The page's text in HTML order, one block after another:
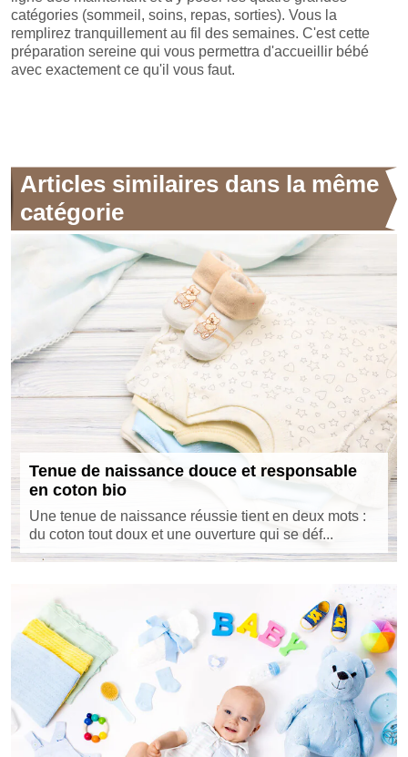
catégories (sommeil, soins, repas, sorties). Vous la
remplirez tranquillement au fil des semaines. C'est cette
préparation sereine qui vous permettra d'accueillir bébé
avec exactement ce qu'il vous faut.
Articles similaires dans la même
catégorie
Tenue de naissance douce et responsable
en coton bio
Une tenue de naissance réussie tient en deux mots :
du coton tout doux et une ouverture qui se déf...